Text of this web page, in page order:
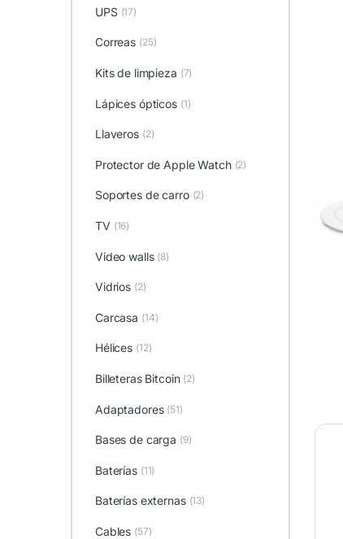
UPS (17)
Correas (25)
Kits de limpieza (7)
Lápices ópticos (1)
Llaveros (2)
Protector de Apple Watch (2)
Soportes de carro (2)
TV (16)
Video walls (8)
Vidrios (2)
Carcasa (14)
Hélices (12)
Billeteras Bitcoin (2)
Adaptadores (51)
Bases de carga (9)
Baterías (11)
Baterías externas (13)
Cables (57)